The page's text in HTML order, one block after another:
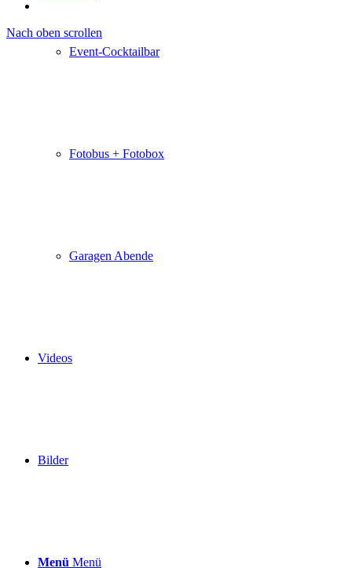
Event-Cocktailbar
Fotobus + Fotobox
Garagen Abende
Videos
Bilder
Menü Menü
Nach oben scrollen